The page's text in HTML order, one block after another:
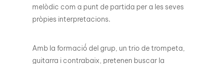
melòdic com a punt de partida per a les seves
pròpies interpretacions.
Amb la formació́ del grup, un trio de trompeta,
guitarra i contrabaix, pretenen buscar la